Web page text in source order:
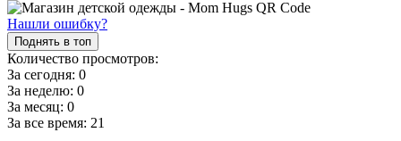
Нашли ошибку?
Поднять в топ
Количество просмотров:
За сегодня: 0
За неделю: 0
За месяц: 0
За все время: 21